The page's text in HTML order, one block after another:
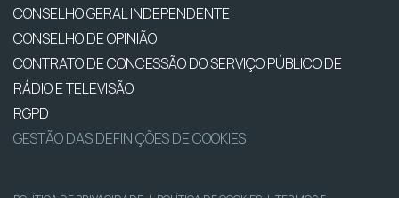
CONSELHO GERAL INDEPENDENTE
CONSELHO DE OPINIÃO
CONTRATO DE CONCESSÃO DO SERVIÇO PÚBLICO DE
RÁDIO E TELEVISÃO
RGPD
GESTÃO DAS DEFINIÇÕES DE COOKIES